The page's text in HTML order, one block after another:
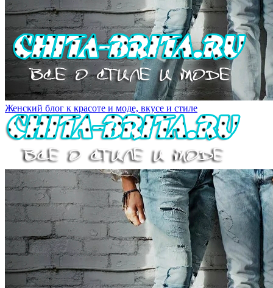
Женский блог к красоте и моде, вкусе и стиле